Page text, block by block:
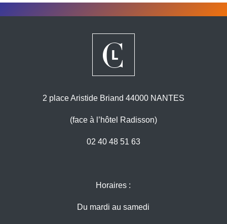
2 place Aristide Briand 44000 NANTES
(face à l’hôtel Radisson)
02 40 48 51 63
Horaires :
Du mardi au samedi